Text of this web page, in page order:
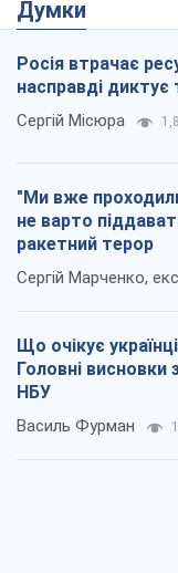
Думки
Росія втрачає
насправді диктує
Сергій Місюра
"Ми вже
не варто
ракетний терор
Сергій Марченко,
Що очікує
Головні висновки
НБУ
Василь Фурман